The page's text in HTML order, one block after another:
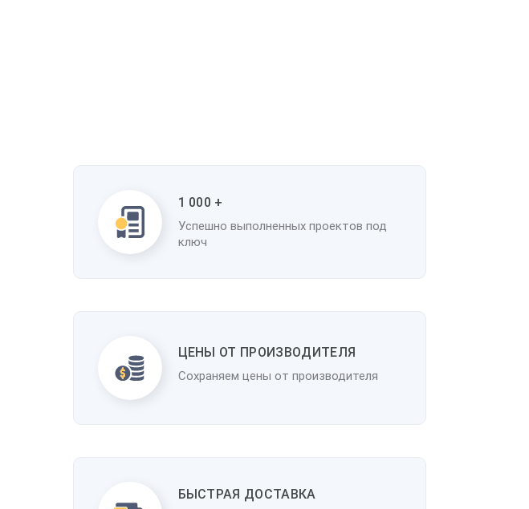
1 000 +
Успешно выполненных проектов под
ключ
ЦЕНЫ ОТ ПРОИЗВОДИТЕЛЯ
Сохраняем цены от производителя
БЫСТРАЯ ДОСТАВКА